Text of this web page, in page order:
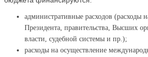
административные расходов (расходы
Президента, правительства, Высших
власти, судебной системы и пр.);
расходы на осуществление